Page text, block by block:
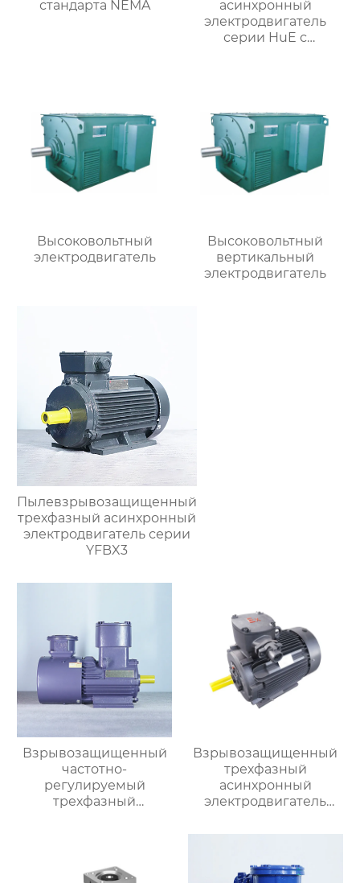
стандарта NEMA
асинхронный
электродвигатель
серии HuE с
Высоковольтный
электродвигатель
Высоковольтный
вертикальный
электродвигатель
Пылевзрывозащищенный
трехфазный асинхронный
электродвигатель серии
YFBX3
Взрывозащищенный
частотно-
регулируемый
трехфазный
Взрывозащищенный
трехфазный
асинхронный
электродвигатель